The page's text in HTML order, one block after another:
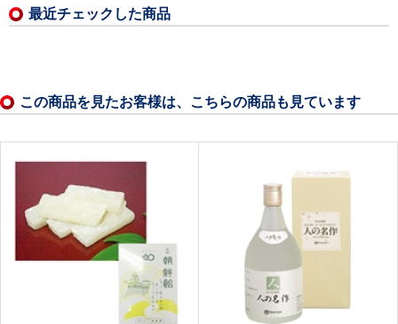
最近チェックした商品
この商品を見たお客様は、こちらの商品も見ています